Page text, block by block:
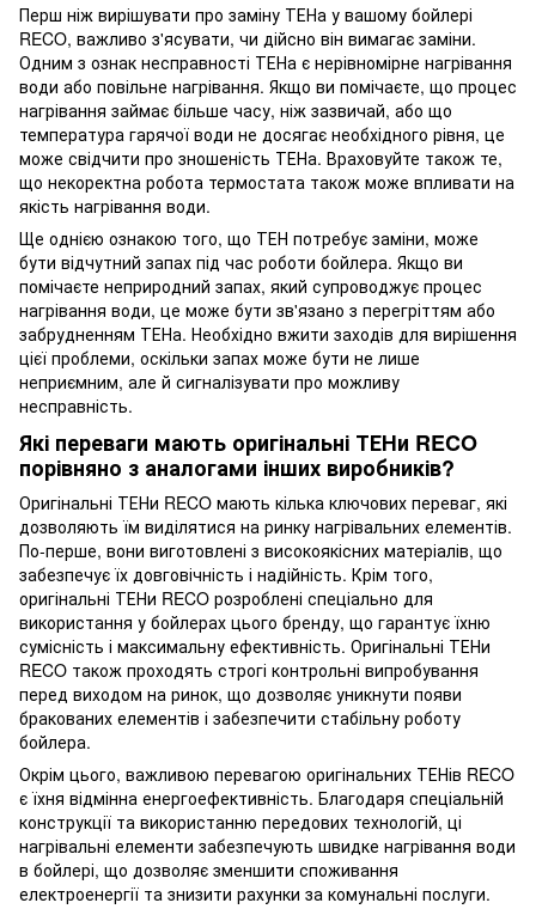
Перш ніж вирішувати про заміну ТЕНа у вашому бойлері
RECO, важливо з'ясувати, чи дійсно він вимагає заміни.
Одним з ознак несправності ТЕНа є нерівномірне нагрівання
води або повільне нагрівання. Якщо ви помічаєте, що процес
нагрівання займає більше часу, ніж зазвичай, або що
температура гарячої води не досягає необхідного рівня, це
може свідчити про зношеність ТЕНа. Враховуйте також те,
що некоректна робота термостата також може впливати на
якість нагрівання води.
Ще однією ознакою того, що ТЕН потребує заміни, може
бути відчутний запах під час роботи бойлера. Якщо ви
помічаєте неприродний запах, який супроводжує процес
нагрівання води, це може бути зв'язано з перегріттям або
забрудненням ТЕНа. Необхідно вжити заходів для вирішення
цієї проблеми, оскільки запах може бути не лише
неприємним, але й сигналізувати про можливу
несправність.
Які переваги мають оригінальні ТЕНи RECO
порівняно з аналогами інших виробників?
Оригінальні ТЕНи RECO мають кілька ключових переваг, які
дозволяють їм виділятися на ринку нагрівальних елементів.
По-перше, вони виготовлені з високоякісних матеріалів, що
забезпечує їх довговічність і надійність. Крім того,
оригінальні ТЕНи RECO розроблені спеціально для
використання у бойлерах цього бренду, що гарантує їхню
сумісність і максимальну ефективність. Оригінальні ТЕНи
RECO також проходять строгі контрольні випробування
перед виходом на ринок, що дозволяє уникнути появи
бракованих елементів і забезпечити стабільну роботу
бойлера.
Окрім цього, важливою перевагою оригінальних ТЕНів RECO
є їхня відмінна енергоефективність. Благодаря спеціальній
конструкції та використанню передових технологій, ці
нагрівальні елементи забезпечують швидке нагрівання води
в бойлері, що дозволяє зменшити споживання
електроенергії та знизити рахунки за комунальні послуги.